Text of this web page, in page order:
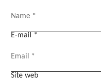
E-mail *
Site web